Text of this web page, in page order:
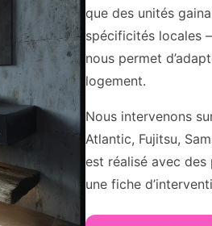
que des unités
spécificités locales
nous permet
logement.
Nous intervenons
Atlantic, Fujitsu,
est réalisé avec
une fiche